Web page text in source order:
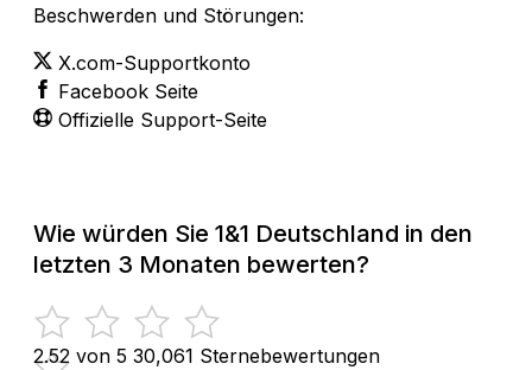
Beschwerden und Störungen:
X.com-Supportkonto
Facebook Seite
Offizielle Support-Seite
Wie würden Sie 1&1 Deutschland in den
letzten 3 Monaten bewerten?
2.52 von 5 30,061 Sternebewertungen